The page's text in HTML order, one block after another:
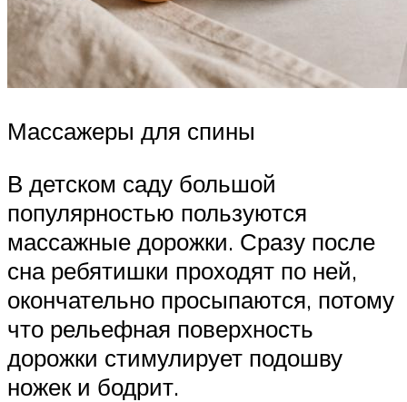
Массажеры для спины
В детском саду большой
популярностью пользуются
массажные дорожки. Сразу после
сна ребятишки проходят по ней,
окончательно просыпаются, потому
что рельефная поверхность
дорожки стимулирует подошву
ножек и бодрит.